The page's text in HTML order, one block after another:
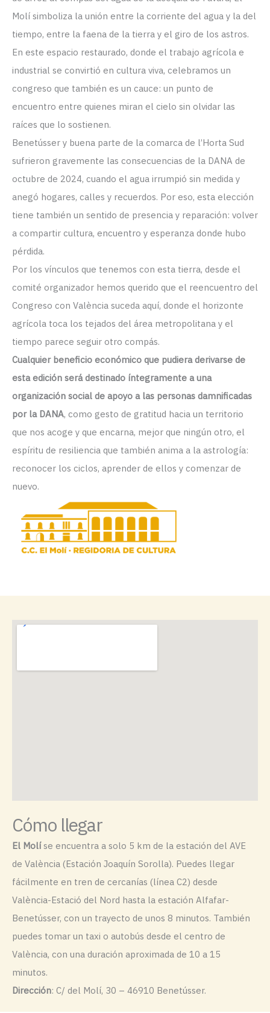
Molí simboliza la unión entre la corriente del agua y la del
tiempo, entre la faena de la tierra y el giro de los astros.
En este espacio restaurado, donde el trabajo agrícola e
industrial se convirtió en cultura viva, celebramos un
congreso que también es un cauce: un punto de
encuentro entre quienes miran el cielo sin olvidar las
raíces que lo sostienen.
Benetússer y buena parte de la comarca de l’Horta Sud
sufrieron gravemente las consecuencias de la DANA de
octubre de 2024, cuando el agua irrumpió sin medida y
anegó hogares, calles y recuerdos. Por eso, esta elección
tiene también un sentido de presencia y reparación: volver
a compartir cultura, encuentro y esperanza donde hubo
pérdida.
Por los vínculos que tenemos con esta tierra, desde el
comité organizador hemos querido que el reencuentro del
Congreso con València suceda aquí, donde el horizonte
agrícola toca los tejados del área metropolitana y el
tiempo parece seguir otro compás.
Cualquier beneficio económico que pudiera derivarse de
esta edición será destinado íntegramente a una
organización social de apoyo a las personas damnificadas
por la DANA, como gesto de gratitud hacia un territorio
que nos acoge y que encarna, mejor que ningún otro, el
espíritu de resiliencia que también anima a la astrología:
reconocer los ciclos, aprender de ellos y comenzar de
nuevo.
Cómo llegar
El Molíse encuentra a solo 5 km de la estación del AVE
de València (Estación Joaquín Sorolla). Puedes llegar
fácilmente en tren de cercanías (línea C2) desde
València-Estació del Nord hasta la estación Alfafar-
Benetússer, con un trayecto de unos 8 minutos. También
puedes tomar un taxi o autobús desde el centro de
València, con una duración aproximada de 10 a 15
minutos.
Dirección: C/ del Molí, 30 – 46910 Benetússer.